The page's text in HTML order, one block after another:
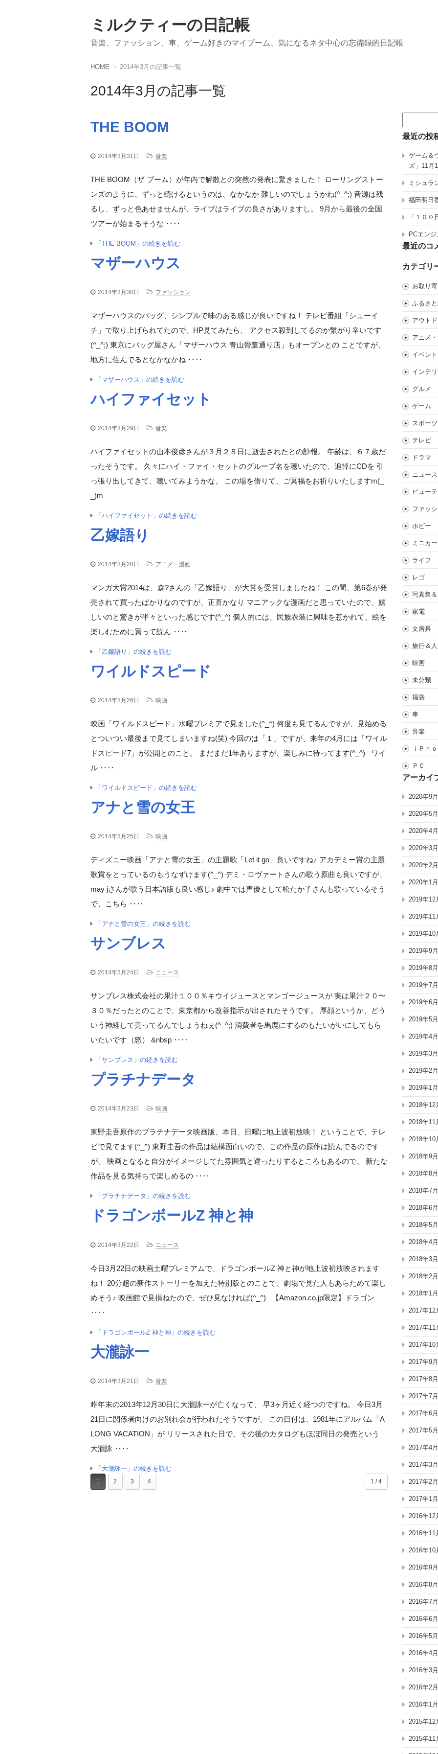
ミルクティーの日記帳
音楽、ファッション、車、ゲーム好きのマイブーム、気になるネタ中心の忘備録的日記帳
HOME 2014年3月の記事一覧
2014年3月の記事一覧
THE BOOM
2014年3月31日 音楽
THE BOOM（ザ ブーム）が年内で解散との突然の発表に驚きました！ ローリングストー
ンズのように、ずっと続けるというのは、なかなか 難しいのでしょうかね(^_^;) 音源は残
るし、ずっと色あせませんが、ライブはライブの良さがありますし。 9月から最後の全国
ツアーが始まるそうな ‥‥
「THE BOOM」の続きを読む
マザーハウス
2014年3月30日 ファッション
マザーハウスのバッグ、シンプルで味のある感じが良いですね！ テレビ番組「シューイ
チ」で取り上げられてたので、HP見てみたら、 アクセス殺到してるのか繋がり辛いです
(^_^;) 東京にバッグ屋さん「マザーハウス 青山骨董通り店」もオープンとの ことですが、
地方に住んでるとなかなかね ‥‥
「マザーハウス」の続きを読む
ハイファイセット
2014年3月29日 音楽
ハイファイセットの山本俊彦さんが３月２８日に逝去されたとの訃報。 年齢は、６７歳だ
ったそうです。 久々にハイ・ファイ・セットのグループ名を聴いたので、追悼にCDを 引
っ張り出してきて、聴いてみようかな。 この場を借りて、ご冥福をお祈りいたしますm(_
_)m
「ハイファイセット」の続きを読む
乙嫁語り
2014年3月28日 アニメ・漫画
マンガ大賞2014は、森?さんの「乙嫁語り」が大賞を受賞しましたね！ この間、第6巻が発
売されて買ったばかりなのですが、正直かなり マニアックな漫画だと思っていたので、嬉
しいのと驚きが半々といった感じです(^_^) 個人的には、民族衣装に興味を惹かれて、絵を
楽しむために買って読ん ‥‥
「乙嫁語り」の続きを読む
ワイルドスピード
2014年3月26日 映画
映画「ワイルドスピード」水曜プレミアで見ました(^_^) 何度も見てるんですが、見始める
とついつい最後まで見てしまいますね(笑) 今回のは「１」ですが、来年の4月には「ワイル
ドスピード7」が公開とのこと。 まだまだ1年ありますが、楽しみに待ってます(^_^) ワイ
ル ‥‥
「ワイルドスピード」の続きを読む
アナと雪の女王
2014年3月25日 映画
ディズニー映画「アナと雪の女王」の主題歌「Let it go」良いですね♪ アカデミー賞の主題
歌賞をとっているのもうなずけます(^_^) デミ・ロヴァートさんの歌う原曲も良いですが、
may jさんが歌う日本語版も良い感じ♪ 劇中では声優として松たか子さんも歌っているそう
で、こちら ‥‥
「アナと雪の女王」の続きを読む
サンブレス
2014年3月24日 ニュース
サンブレス株式会社の果汁１００％キウイジュースとマンゴージュースが 実は果汁２０〜
３０％だったとのことで、東京都から改善指示が出されたそうです。 厚顔というか、どう
いう神経して売ってるんでしょうねぇ(^_^;) 消費者を馬鹿にするのもたいがいにしてもら
いたいです（怒） &nbsp ‥‥
「サンブレス」の続きを読む
プラチナデータ
2014年3月23日 映画
東野圭吾原作のプラチナデータ映画版、本日、日曜に地上波初放映！ ということで、テレ
ビで見てます(^_^) 東野圭吾の作品は結構面白いので、この作品の原作は読んでるのです
が、 映画となると自分がイメージしてた雰囲気と違ったりするところもあるので、 新たな
作品を見る気持ちで楽しめるの ‥‥
「プラチナデータ」の続きを読む
ドラゴンボールZ 神と神
2014年3月22日 ニュース
今日3月22日の映画土曜プレミアムで、ドラゴンボールZ 神と神が地上波初放映されます
ね！ 20分超の新作ストーリーを加えた特別版とのことで、劇場で見た人もあらためて楽し
めそう♪ 映画館で見損ねたので、ぜひ見なければ(^_^) 【Amazon.co.jp限定】ドラゴン
‥‥
「ドラゴンボールZ 神と神」の続きを読む
大瀧詠一
2014年3月21日 音楽
昨年末の2013年12月30日に大瀧詠一が亡くなって、 早3ヶ月近く経つのですね。 今日3月
21日に関係者向けのお別れ会が行われたそうですが、 この日付は、1981年にアルバム「A
LONG VACATION」が リリースされた日で、その後のカタログもほぼ同日の発売という
大瀧詠 ‥‥
「大瀧詠一」の続きを読む
1 2 3 4 1 / 4
索:
最近の投
ゲーム＆
ズ」11月
ミシュラ
福田明日
「１０
PCエン
最近のコ
カテゴリ
お取り
ふるさ
アウト
アニメ
イベント
インテ
グルメ
ゲーム
スポーツ
テレビ
ドラマ
ニュース
ビュー
ファッ
ホビー
ミニカー
ライフ
レゴ
写真集
家電
文房具
旅行＆
映画
未分類
福袋
車
音楽
ｉＰｈ
ＰＣ
アーカイ
2020年9月
2020年5月
2020年4月
2020年3月
2020年2月
2020年1月
2019年12
2019年11
2019年10
2019年9月
2019年8月
2019年7月
2019年6月
2019年5月
2019年4月
2019年3月
2019年2月
2019年1月
2018年12
2018年11
2018年10
2018年9月
2018年8月
2018年7月
2018年6月
2018年5月
2018年4月
2018年3月
2018年2月
2018年1月
2017年12
2017年11
2017年10
2017年9月
2017年8月
2017年7月
2017年6月
2017年5月
2017年4月
2017年3月
2017年2月
2017年1月
2016年12
2016年11
2016年10
2016年9月
2016年8月
2016年7月
2016年6月
2016年5月
2016年4月
2016年3月
2016年2月
2016年1月
2015年12
2015年11